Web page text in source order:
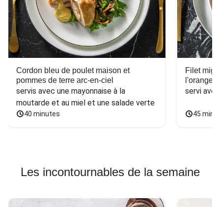
Cordon bleu de poulet maison et
pommes de terre arc-en-ciel
servis avec une mayonnaise à la
moutarde et au miel et une salade verte
40 minutes
Filet
l'orange
servi
45
Les incontournables de la semaine